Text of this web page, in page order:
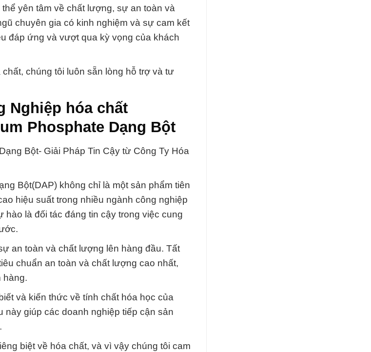
yên tâm về chất lượng, sự an toàn và
chuyên gia có kinh nghiệm và sự cam kết
đáp ứng và vượt qua kỳ vọng của khách
chúng tôi luôn sẵn lòng hỗ trợ và tư
Nghiệp hóa chất
Phosphate Dạng Bột
Bột- Giải Pháp Tin Cậy từ Công Ty Hóa
Bột(DAP) không chỉ là một sản phẩm tiên
hiệu suất trong nhiều ngành công nghiệp
là đối tác đáng tin cậy trong việc cung
an toàn và chất lượng lên hàng đầu. Tất
chuẩn an toàn và chất lượng cao nhất,
hàng.
và kiến thức về tính chất hóa học của
giúp các doanh nghiệp tiếp cận sản
biệt về hóa chất, và vì vậy chúng tôi cam